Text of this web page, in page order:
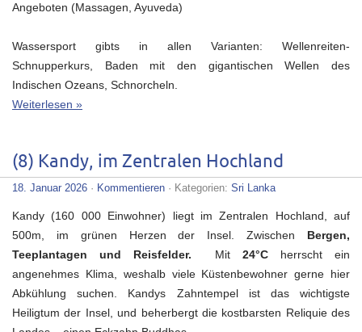
Angeboten (Massagen, Ayuveda)
Wassersport gibts in allen Varianten: Wellenreiten-
Schnupperkurs, Baden mit den gigantischen Wellen des
Indischen Ozeans, Schnorcheln.
Weiterlesen »
(8) Kandy, im Zentralen Hochland
18. Januar 2026 · Kommentieren · Kategorien: Sri Lanka
Kandy (160 000 Einwohner) liegt im Zentralen Hochland, auf
500m, im grünen Herzen der Insel. Zwischen Bergen,
Teeplantagen und Reisfelder. Mit24°C herrscht ein
angenehmes Klima, weshalb viele Küstenbewohner gerne hier
Abkühlung suchen. Kandys Zahntempel ist das wichtigste
Heiligtum der Insel, und beherbergt die kostbarsten Reliquie des